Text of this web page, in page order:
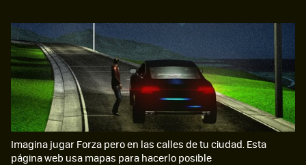
Imagina jugar Forza pero en las calles de tu ciudad. Esta
página web usa mapas para hacerlo posible